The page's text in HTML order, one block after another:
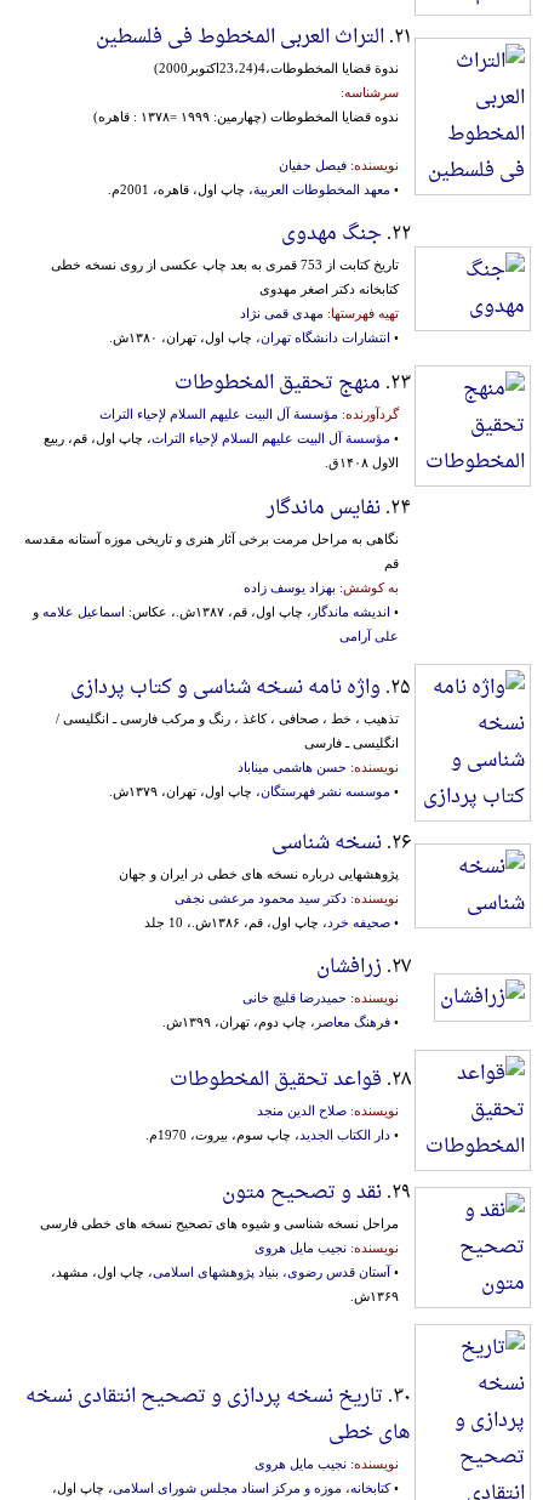
۲۱. التراث العربی المخطوط فی فلسطین
ندوة قضایا المخطوطات،4(23،24اکتوبر2000)
سرشناسه:
ندوه قضایا المخطوطات (چهارمین: ۱۹۹۹ =۱۳۷۸ : قاهره)
نویسنده: فیصل حفیان
• معهد المخطوطات العربیة، چاپ اول، قاهره، 2001م.
۲۲. جنگ مهدوی
تاریخ کتابت از 753 قمری به بعد چاپ عکسی از روی نسخه خطی
کتابخانه دکتر اصغر مهدوی
تهیه فهرستها: مهدی قمی نژاد
• انتشارات دانشگاه تهران، چاپ اول، تهران، ۱۳۸۰ش.
۲۳. منهج تحقیق المخطوطات
گردآورنده: مؤسسة آل البیت علیهم السلام لإحیاء التراث
• مؤسسة آل البیت علیهم السلام لإحیاء التراث، چاپ اول، قم، ربیع
الاول ۱۴۰۸ق.
۲۴. نفایس ماندگار
نگاهی به مراحل مرمت برخی آثار هنری و تاریخی موزه آستانه مقدسه
قم
به کوشش: بهزاد یوسف زاده
• اندیشه ماندگار ، چاپ اول، قم، ۱۳۸۷ش.، عکاس: اسماعیل علامه و
علی آرامی
۲۵. واژه نامه نسخه شناسی و کتاب پردازی
تذهیب ، خط ، صحافی ، کاغذ ، رنگ و مرکب فارسی ـ انگلیسی /
انگلیسی ـ فارسی
نویسنده: حسن هاشمی میناباد
• موسسه نشر فهرستگان، چاپ اول، تهران، ۱۳۷۹ش.
۲۶. نسخه شناسی
پژوهشهایی درباره نسخه های خطی در ایران و جهان
نویسنده: دکتر سید محمود مرعشی نجفی
• صحیفه خرد ، چاپ اول، قم، ۱۳۸۶ش.، 10 جلد
۲۷. زرافشان
نویسنده: حمیدرضا قلیچ خانی
• فرهنگ معاصر ، چاپ دوم، تهران، ۱۳۹۹ش.
۲۸. قواعد تحقیق المخطوطات
نویسنده: صلاح الدین منجد
• دار الکتاب الجدید ، چاپ سوم، بیروت، 1970م.
۲۹. نقد و تصحیح متون
مراحل نسخه شناسی و شیوه های تصحیح نسخه های خطی فارسی
نویسنده: نجیب مایل هروی
• آستان قدس رضوی، بنیاد پژوهشهای اسلامی، چاپ اول، مشهد،
۱۳۶۹ش.
۳۰. تاریخ نسخه پردازی و تصحیح انتقادی نسخه
های خطی
نویسنده: نجیب مایل هروی
•کتابخانه، موزه و مرکز اسناد مجلس شورای اسلامی، چاپ اول،